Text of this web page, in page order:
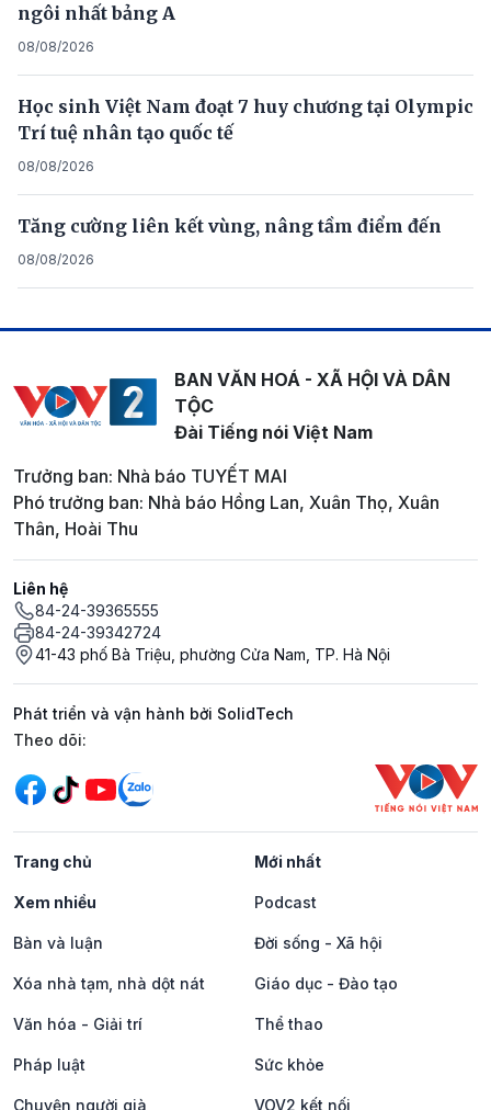
ngôi nhất bảng A
08/08/2026
Học sinh Việt Nam đoạt 7 huy chương tại Olympic
Trí tuệ nhân tạo quốc tế
08/08/2026
Tăng cường liên kết vùng, nâng tầm điểm đến
08/08/2026
BAN VĂN HOÁ - XÃ HỘI VÀ DÂN
TỘC
Đài Tiếng nói Việt Nam
Trưởng ban: Nhà báo TUYẾT MAI
Phó trưởng ban: Nhà báo Hồng Lan, Xuân Thọ, Xuân
Thân, Hoài Thu
Liên hệ
84-24-39365555
84-24-39342724
41-43 phố Bà Triệu, phường Cửa Nam, TP. Hà Nội
Phát triển và vận hành bởi SolidTech
Mạng xã hội
Theo dõi:
Trang chủ Mới nhất
Xem nhiều Podcast
Bàn và luận Đời sống - Xã hội
Xóa nhà tạm, nhà dột nát Giáo dục - Đào tạo
Văn hóa - Giải trí Thể thao
Pháp luật Sức khỏe
Chuyện người già VOV2 kết nối